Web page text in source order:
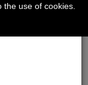
use of cookies.